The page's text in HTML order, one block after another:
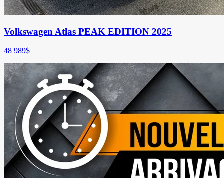
Volkswagen Atlas PEAK EDITION 2025
48 989$